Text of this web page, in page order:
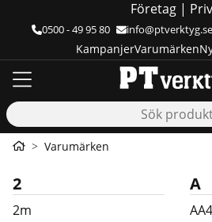
Företag|
0500 - 49 95 80 info@ptverktyg.se
KampanjerVarumärken
Varumärken
2
2m
A